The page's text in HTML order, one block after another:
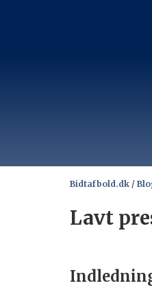
Bidtafbold.dk /
Lavt